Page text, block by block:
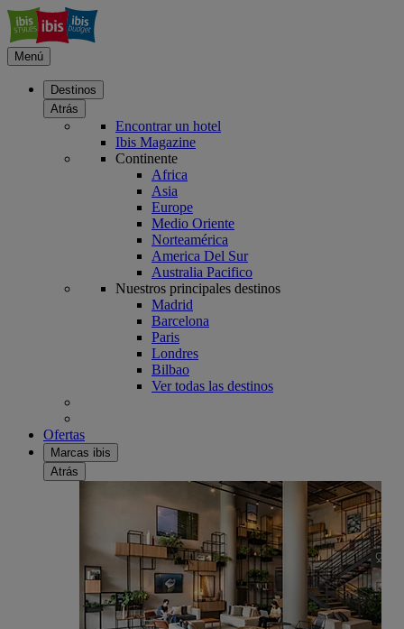
Menú
Destinos
Atrás
Encontrar un hotel
Ibis Magazine
Continente
Africa
Asia
Europe
Medio Oriente
Norteamérica
America Del Sur
Australia Pacifico
Nuestros principales destinos
Madrid
Barcelona
Paris
Londres
Bilbao
Ver todas las destinos
Ofertas
Marcas ibis
Atrás